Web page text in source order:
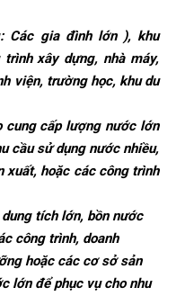
Các gia đình lớn ), khu
xây dựng, nhà máy,
viện, trường học, khu du
cung cấp lượng nước lớn
cầu sử dụng nước nhiều,
xuất, hoặc các công trình
tích lớn, bồn nước
công trình, doanh
hoặc các cơ sở sản
lớn để phục vụ cho nhu